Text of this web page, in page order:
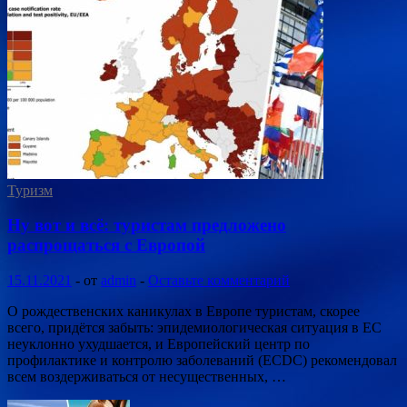
Туризм
Ну вот и всё: туристам предложено
распрощаться с Европой
15.11.2021 - от admin - Оставьте комментарий
О рождественских каникулах в Европе туристам, скорее
всего, придётся забыть: эпидемиологическая ситуация в ЕС
неуклонно ухудшается, и Европейский центр по
профилактике и контролю заболеваний (ECDC) рекомендовал
всем воздерживаться от несущественных, …